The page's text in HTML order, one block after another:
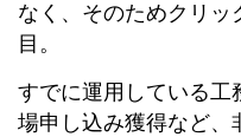
なく、そのためクリッ
目。
すでに運用している工
場申し込み獲得など、